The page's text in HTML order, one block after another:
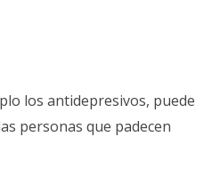
los antidepresivos, puede
personas que padecen